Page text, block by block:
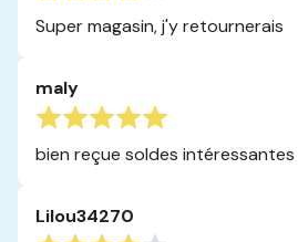
Super magasin, j'y retournerais
maly
bien reçue soldes intéressantes
Lilou34270